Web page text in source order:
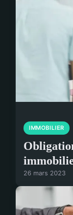
IMMOBILIER
26 mars 2023